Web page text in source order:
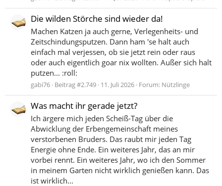
Die wilden Störche sind wieder da!
Machen Katzen ja auch gerne, Verlegenheits- und
Zeitschindungsputzen. Dann ham 'se halt auch
einfach mal verjessen, ob sie jetzt rein oder raus
oder auch eigentlich goar nix wollten. Außer sich halt
putzen... :roll:
gabi76 Beitrag #2.749 11. Juli 2026 Forum: Nützlinge
Was macht ihr gerade jetzt?
Ich ärgere mich jeden Scheiß-Tag über die
Abwicklung der Erbengemeinschaft meines
verstorbenen Bruders. Das raubt mir jeden Tag
Energie ohne Ende. Ein weiteres Jahr, das an mir
vorbei rennt. Ein weiteres Jahr, wo ich den Sommer
in meinem Garten nicht wirklich genießen kann. Das
ist wirklich...